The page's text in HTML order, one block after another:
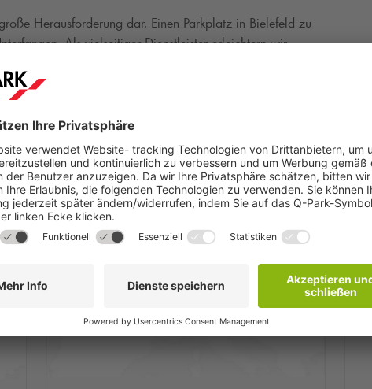
Herausforderung dar. Einen Parkplatz in Bielefeld zu
Als vielseitiger Dienstleister erleichtern wir
einige Services an, um die Parkplatzsuche
eines Parkplatzes innerhalb Ihres Wunschzeitraums,
unser jeweiliges Parkobjekt, sondern auch von attraktive